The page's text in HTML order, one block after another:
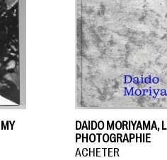
DAIDO MORIYAMA,
PHOTOGRAPHIE
ACHETER